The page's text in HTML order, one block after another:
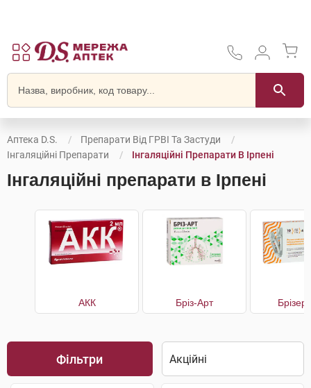
Аптека D.S.
Препарати Від ГРВІ Та Застуди
Інгаляційні Препарати
Інгаляційні Препарати В Ірпені
Інгаляційні препарати в Ірпені
АКК Бріз-Арт Брізер
Фільтри